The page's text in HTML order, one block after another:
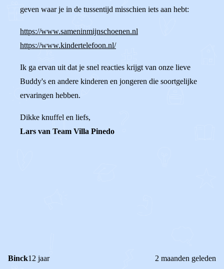
geven waar je in de tussentijd misschien iets aan hebt:
https://www.sameninmijnschoenen.nl
https://www.kindertelefoon.nl/
Ik ga ervan uit dat je snel reacties krijgt van onze lieve
Buddy's en andere kinderen en jongeren die soortgelijke
ervaringen hebben.
Dikke knuffel en liefs,
Lars van Team Villa Pinedo
Binck12 jaar 2 maanden geleden